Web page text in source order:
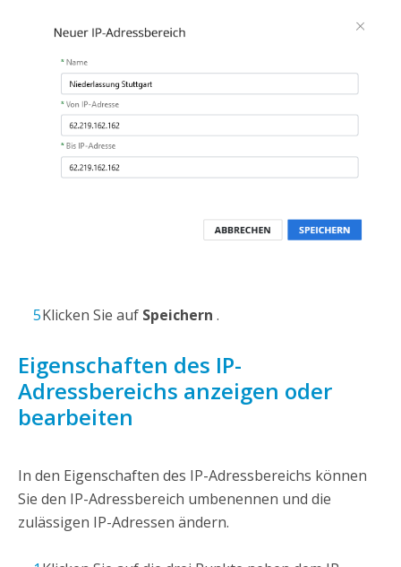
Klicken Sie auf Speichern .
Eigenschaften des IP-
Adressbereichs anzeigen oder
bearbeiten
In den Eigenschaften des IP-Adressbereichs können
Sie den IP-Adressbereich umbenennen und die
zulässigen IP-Adressen ändern.